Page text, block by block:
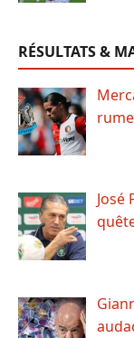
RÉSULTATS &
José